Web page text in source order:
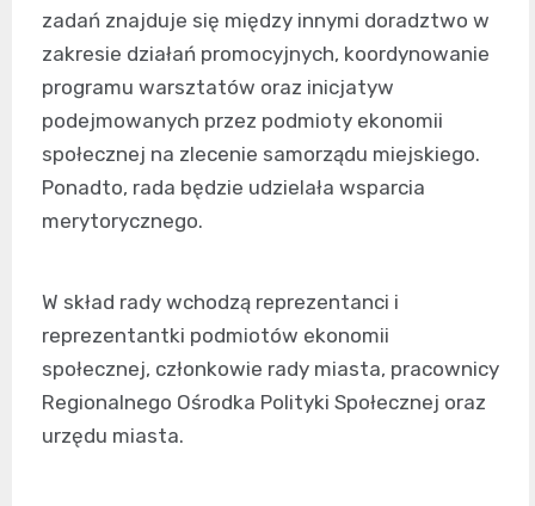
zadań znajduje się między innymi doradztwo w
zakresie działań promocyjnych, koordynowanie
programu warsztatów oraz inicjatyw
podejmowanych przez podmioty ekonomii
społecznej na zlecenie samorządu miejskiego.
Ponadto, rada będzie udzielała wsparcia
merytorycznego.
W skład rady wchodzą reprezentanci i
reprezentantki podmiotów ekonomii
społecznej, członkowie rady miasta, pracownicy
Regionalnego Ośrodka Polityki Społecznej oraz
urzędu miasta.